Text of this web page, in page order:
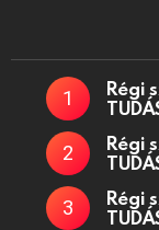
Régi
Régi
Régi